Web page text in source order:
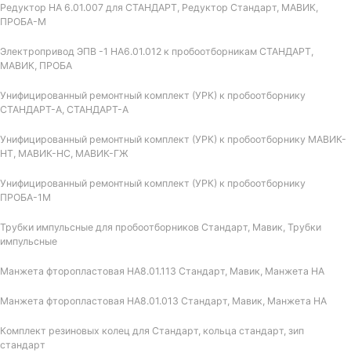
Редуктор НА 6.01.007 для СТАНДАРТ, Редуктор Стандарт, МАВИК,
ПРОБА-М
Электропривод ЭПВ -1 НА6.01.012 к пробоотборникам СТАНДАРТ,
МАВИК, ПРОБА
Унифицированный ремонтный комплект (УРК) к пробоотборнику
СТАНДАРТ-А, СТАНДАРТ-А
Унифицированный ремонтный комплект (УРК) к пробоотборнику МАВИК-
НТ, МАВИК-НС, МАВИК-ГЖ
Унифицированный ремонтный комплект (УРК) к пробоотборнику
ПРОБА-1М
Трубки импульсные для пробоотборников Стандарт, Мавик, Трубки
импульсные
Манжета фторопластовая НА8.01.113 Стандарт, Мавик, Манжета НА
Манжета фторопластовая НА8.01.013 Стандарт, Мавик, Манжета НА
Комплект резиновых колец для Стандарт, кольца стандарт, зип
стандарт